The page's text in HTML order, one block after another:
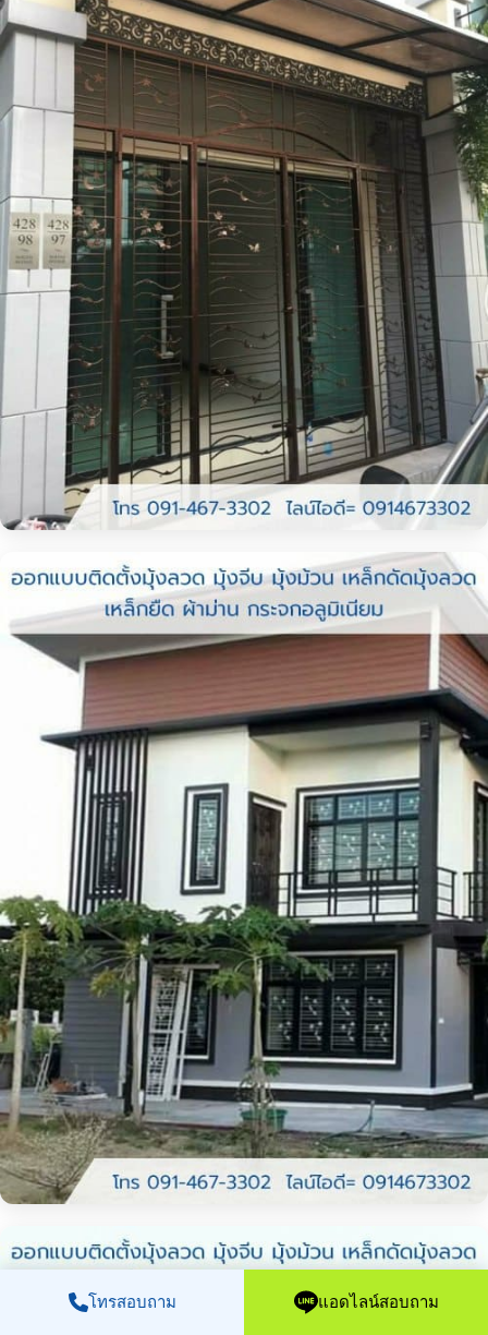
โทรสอบถาม แอดไลน์สอบถาม